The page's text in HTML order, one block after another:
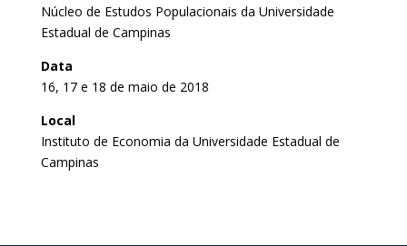
Núcleo de Estudos Populacionais da Universidade
Estadual de Campinas
Data
16, 17 e 18 de maio de 2018
Local
Instituto de Economia da Universidade Estadual de
Campinas